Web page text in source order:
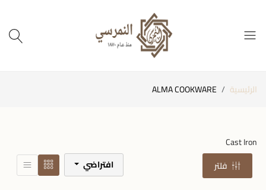
الرئيسية ALMA COOKWARE
Cast Iron
فلتر
افتراضي